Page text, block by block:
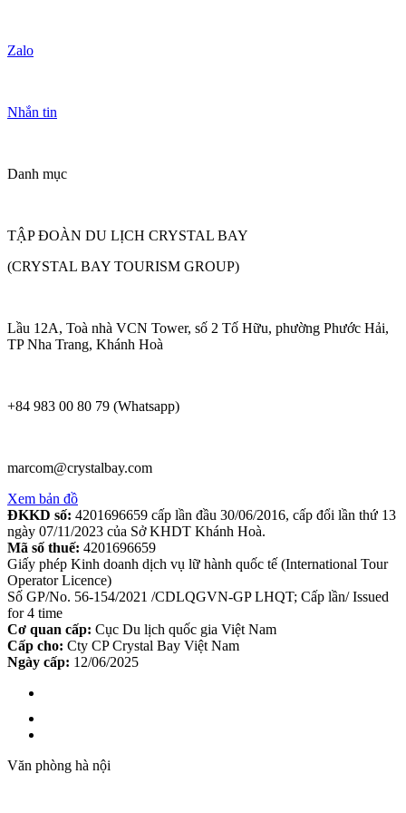
Zalo
Nhắn tin
Danh mục
TẬP ĐOÀN DU LỊCH CRYSTAL BAY
(CRYSTAL BAY TOURISM GROUP)
Lầu 12A, Toà nhà VCN Tower, số 2 Tố Hữu, phường Phước Hải,
TP Nha Trang, Khánh Hoà
+84 983 00 80 79 (Whatsapp)
marcom@crystalbay.com
Xem bản đồ
ĐKKD số: 4201696659 cấp lần đầu 30/06/2016, cấp đổi lần thứ 13
ngày 07/11/2023 của Sở KHDT Khánh Hoà.
Mã số thuế: 4201696659
Giấy phép Kinh doanh dịch vụ lữ hành quốc tế (International Tour
Operator Licence)
Số GP/No. 56-154/2021 /CDLQGVN-GP LHQT; Cấp lần/ Issued
for 4 time
Cơ quan cấp: Cục Du lịch quốc gia Việt Nam
Cấp cho: Cty CP Crystal Bay Việt Nam
Ngày cấp: 12/06/2025
Văn phòng hà nội